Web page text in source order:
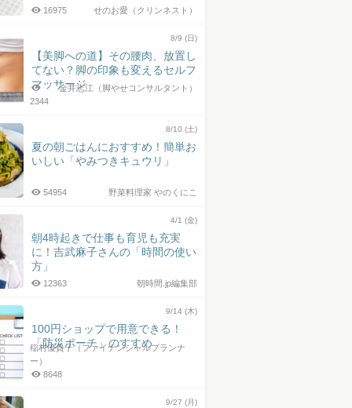
せのお愛（クリンネスト）
16975
8/9 (日)
【美脚への道】その腰肉、放置し
てない？脚の印象も変えるセルフ
マッサージ金井志江（脚やせコンサルタント）
2344
8/10 (土)
夏の朝ごはんにおすすめ！簡単お
いしい「やみつきキュウリ」
野菜料理家 やのくにこ
54954
4/1 (金)
朝4時起きで仕事も育児も充実
に！吉武麻子さんの「時間の使い
方」
朝時間.jp編集部
12363
9/14 (木)
100円ショップで用意できる！
「防災ポーチ」のすすめ
稲村優貴子（ファイナンシャルプランナ
ー）
8648
9/27 (月)